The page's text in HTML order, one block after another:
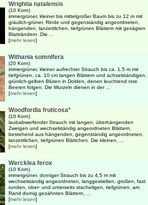
Wrightia natalensis
(10 Korn)
immergrüner, kleiner bis mittelgroßer Baum bis zu 12 m mit
gräulich-grüner, Rinde und gegenständig angeordneten,
hängenden, lanzettlichen, tiefgrünen Blättern mit gesägten
Blatträndern. Die ...
[mehr lesen]
Withania somnifera
(20 Korn)
immergrüner, kleiner aufrechter Strauch bis ca. 1,5 m mit
tiefgrünen, ca. 10 cm langen Blättern und achselständigen,
grünlich-gelben Blüten in Dolden, denen leuchtend rote
Beeren folgen. Die Wurzeln dienen in der ...
[mehr lesen]
Woodfordia fruticosa*
(10 Korn)
laubabwerfender Strauch mit langen, überhängenden
Zweigen und wechselständig angeordneten Blättern,
bestehend aus hängenden, gegenständig angeordneten,
lanzettlichen, tiefgrünen Blättchen. Die kleinen, ...
[mehr lesen]
Wercklea ferox
(10 Korn)
immergrüner, dorniger Strauch bis zu 4,5 m mit
wechselständig angeordneten, langgestielten, großen, fast
runden, ober- und unterseits stacheligen, tiefgrünen, am
Rand dornig gezähnten Blättern, ...
[mehr lesen]